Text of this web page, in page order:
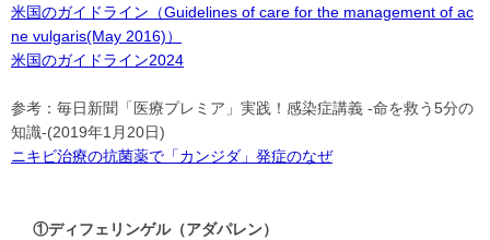
米国のガイドライン（Guidelines of care for the management of ac
ne vulgaris(May 2016)）
米国のガイドライン2024
参考：毎日新聞「医療プレミア」実践！感染症講義 -命を救う5分の
知識-(2019年1月20日)
ニキビ治療の抗菌薬で「カンジダ」発症のなぜ
①ディフェリンゲル（アダパレン）